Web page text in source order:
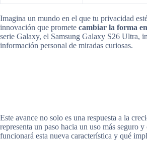
Imagina un mundo en el que tu privacidad
innovación que promete cambiar la forma
serie Galaxy, el Samsung Galaxy S26 Ultra,
información personal de miradas curiosas.
Este avance no solo es una respuesta a la
representa un paso hacia un uso más seguro
funcionará esta nueva característica y qué